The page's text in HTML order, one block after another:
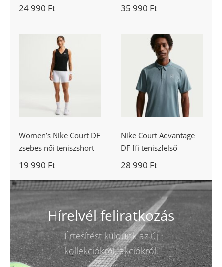
24 990 Ft 35 990 Ft
Women’s Nike
Court DF
zsebes női
teniszshort
Women’s Nike Court DF
zsebes női teniszshort
19 990 Ft
Nike Court
Advantage DF
ffi teniszfelső
Nike Court Advantage
DF ffi teniszfelső
28 990 Ft
Hírelvél feliratkozás
Értesítést küldünk az új
kollekciókról, akciókról.